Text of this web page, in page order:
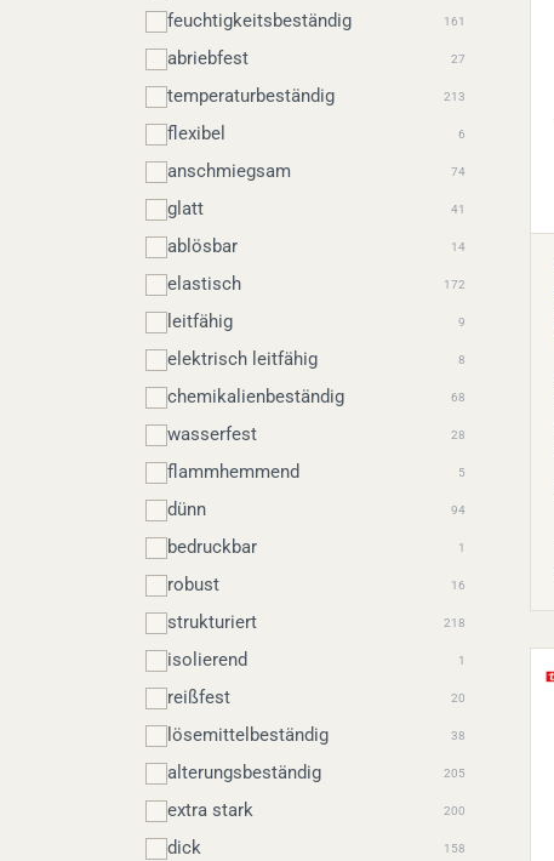
feuchtigkeitsbeständig 161
abriebfest 27
temperaturbeständig 213
flexibel 6
anschmiegsam 74
glatt 41
ablösbar 14
elastisch 172
leitfähig 9
elektrisch leitfähig 8
chemikalienbeständig 68
wasserfest 28
flammhemmend 5
dünn 94
bedruckbar 1
robust 16
strukturiert 218
isolierend 1
reißfest 20
lösemittelbeständig 38
alterungsbeständig 205
extra stark 200
dick 158